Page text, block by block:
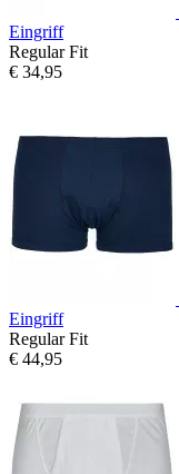
Eingriff
Regular Fit
€ 34,95
Eingriff
Regular Fit
€ 44,95